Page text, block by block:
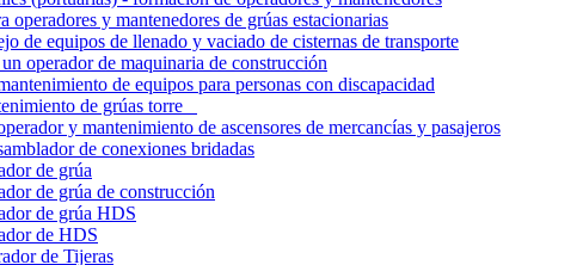
operadores y mantenedores de grúas estacionarias
de equipos de llenado y vaciado de cisternas de transporte
operador de maquinaria de construcción
de equipos para personas con discapacidad
de grúas torre
y mantenimiento de ascensores de mercancías y pasajeros
de conexiones bridadas
de grúa
de grúa de construcción
de grúa HDS
de HDS
de Tijeras